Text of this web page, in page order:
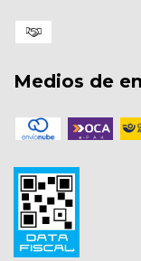
Medios de